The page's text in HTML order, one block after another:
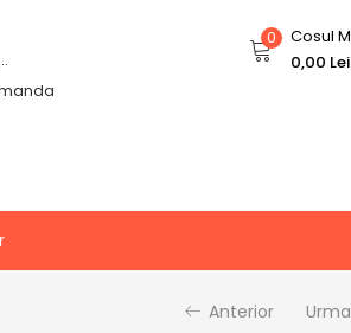
Login or Register
0
Cosul
0,00 Lei
Anterior